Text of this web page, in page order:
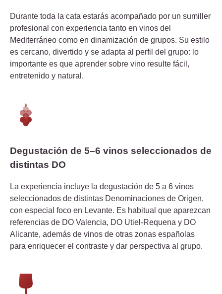
Durante toda la cata estarás acompañado por un sumiller
profesional con experiencia tanto en vinos del
Mediterráneo como en dinamización de grupos. Su estilo
es cercano, divertido y se adapta al perfil del grupo: lo
importante es que aprender sobre vino resulte fácil,
entretenido y natural.
Degustación de 5–6 vinos seleccionados de
distintas DO
La experiencia incluye la degustación de 5 a 6 vinos
seleccionados de distintas Denominaciones de Origen,
con especial foco en Levante. Es habitual que aparezcan
referencias de DO Valencia, DO Utiel-Requena y DO
Alicante, además de vinos de otras zonas españolas
para enriquecer el contraste y dar perspectiva al grupo.